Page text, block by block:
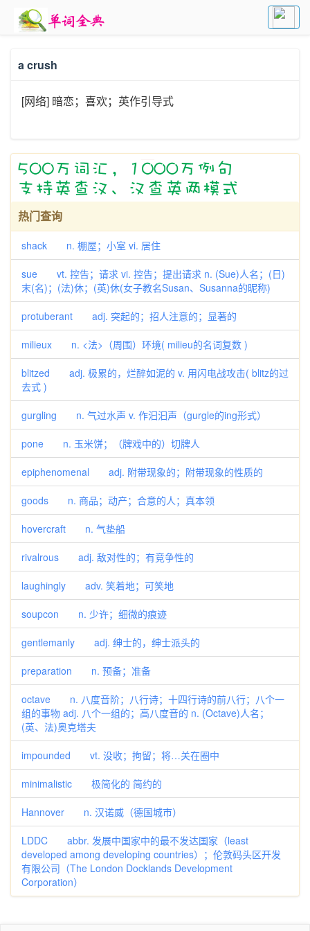
a crush
[网络] 暗恋；喜欢；英作引导式
热门查询
shack n. 棚屋；小室 vi. 居住
sue vt. 控告；请求 vi. 控告；提出请求 n. (Sue)人名；(日)
末(名)；(法)休；(英)休(女子教名Susan、Susanna的昵称)
protuberant adj. 突起的；招人注意的；显著的
milieux n. <法>（周围）环境( milieu的名词复数 )
blitzed adj. 极累的，烂醉如泥的 v. 用闪电战攻击( blitz的过
去式 )
gurgling n. 气过水声 v. 作汩汩声（gurgle的ing形式）
pone n. 玉米饼；（牌戏中的）切牌人
epiphenomenal adj. 附带现象的；附带现象的性质的
goods n. 商品；动产；合意的人；真本领
hovercraft n. 气垫船
rivalrous adj. 敌对性的；有竞争性的
laughingly adv. 笑着地；可笑地
soupcon n. 少许；细微的痕迹
gentlemanly adj. 绅士的，绅士派头的
preparation n. 预备；准备
octave n. 八度音阶；八行诗；十四行诗的前八行；八个一
组的事物 adj. 八个一组的；高八度音的 n. (Octave)人名；
(英、法)奥克塔夫
impounded vt. 没收；拘留；将…关在圈中
minimalistic 极简化的 简约的
Hannover n. 汉诺威（德国城市）
LDDC abbr. 发展中国家中的最不发达国家（least
developed among developing countries）；伦敦码头区开发
有限公司（The London Docklands Development
Corporation）